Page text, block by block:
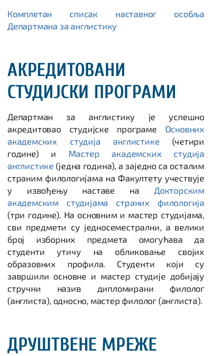
Комплетан списак наставног особља
Департмана за англистику
АКРЕДИТОВАНИ
СТУДИЈСКИ ПРОГРАМИ
Департман за англистику је успешно
акредитовао студијске програме Основних
академских студија англистике (четири
године) и Мастер академских студија
англистике (једна година), а заједно са осталим
страним филологијама на Факултету учествује
у извођењу наставе на Докторским
академским студијама страних филологија
(три године). На основним и мастер студијама,
сви предмети су једносеместрални, а велики
број изборних предмета омогућава да
студенти утичу на обликовање својих
образовних профила. Студенти који су
завршили основне и мастер студије добијају
стручни назив дипломирани филолог
(англиста), односно, мастер филолог (англиста).
ДРУШТВЕНЕ МРЕЖЕ